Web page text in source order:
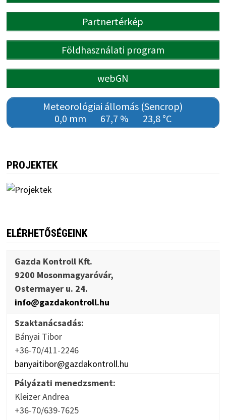
Partnertérkép
Földhasználati program
webGN
Meteorológiai állomás (Sencrop)
0,0 mm
67,7 % 23,8 °C
PROJEKTEK
ELÉRHETŐSÉGEINK
Gazda Kontroll Kft.
9200 Mosonmagyaróvár,
Ostermayer u. 24.
info@gazdakontroll.hu
Szaktanácsadás:
Bányai Tibor
+36-70/411-2246
banyaitibor@gazdakontroll.hu
Pályázati menedzsment:
Kleizer Andrea
+36-70/639-7625